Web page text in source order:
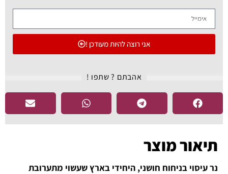
אני רוצה להיות מעודכן !
אהבתם ? שתפו !​
תיאור מוצר
נר עיסוי בניחוח חושני, היחידי בארץ שעשוי מתערובת